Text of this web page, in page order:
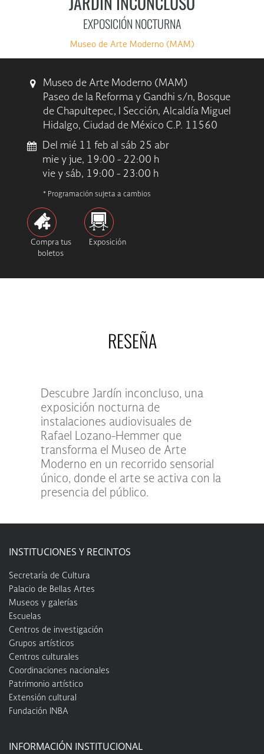
EXPOSICIÓN NOCTURNA
Museo de Arte Moderno (MAM)
Museo de Arte Moderno (MAM)
Paseo de la Reforma y Gandhi s/n, Bosque
de Chapultepec, I Sección, Alcaldía Miguel
Hidalgo, Ciudad de México C.P. 11560
Del mié 11 feb al sáb 25 abr
mie y jue, 19:00 - 22:00 h
vie y sáb, 19:00 - 23:00 h
* Programación sujeta a cambios
Compra tus
boletos
Exposición
RESEÑA
Descubre Jardín inconcluso, una
exposición nocturna de
instalaciones audiovisuales de
Rafael Lozano-Hemmer que
transforma el Museo de Arte
Moderno en un recorrido sensorial
único, donde el arte se activa con la
presencia del público.
INSTITUCIONES Y RECINTOS
Secretaría de Cultura
Palacio de Bellas Artes
Museos y galerías
Escuelas
Centros de investigación
Grupos artísticos
Centros culturales
Coordinaciones nacionales
Patrimonio artístico
Extensión cultural
Fundación INBA
INFORMACIÓN INSTITUCIONAL